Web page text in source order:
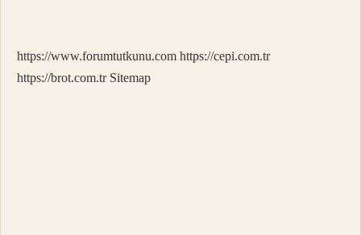
https://www.forumtutkunu.com https://cepi.com.tr
https://brot.com.tr Sitemap